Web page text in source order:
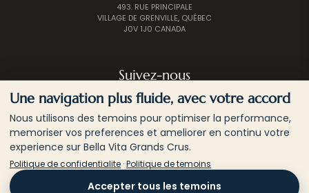
493. RUE PRINCIPALE
VILLAGE DE GRENVILLE, QUÉBEC
J0V 1J0 CANADA
Suivez-nous
© 2026 BELLA VITA INTERNATIONAL | TOUS LES
Une navigation plus fluide, avec votre accord
Nous utilisons des temoins pour optimiser la performance,
memoriser vos preferences et ameliorer en continu votre
experience sur Bella Vita Grands Crus.
Politique de confidentialite ·Politique de temoins
Accepter tous les temoins